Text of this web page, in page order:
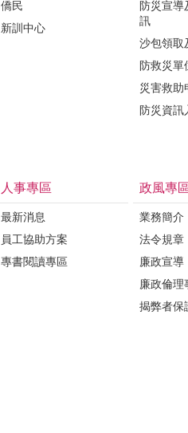
僑民
新訓中心
防災宣導
訊
沙包領取
防救災單
災害救助
防災資訊
人事專區
最新消息
員工協助方案
專書閱讀專區
政風專
業務簡介
法令規章
廉政宣導
廉政倫理
揭弊者保